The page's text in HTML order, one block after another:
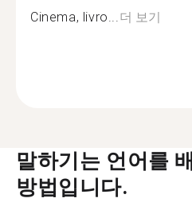
Cinema, livro... 더 보기
말하기는 언어를
방법입니다.